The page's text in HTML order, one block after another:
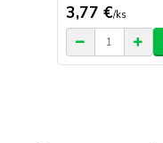
3,77 €/ks